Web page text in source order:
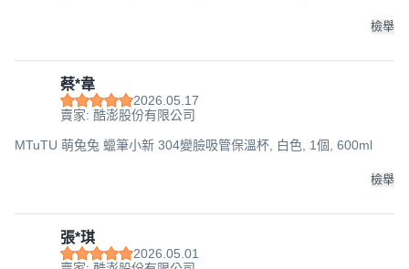
檢舉
蔡*韋
2026.05.17
賣家: 酷澎股份有限公司
MTuTU 萌兔兔 蠟筆小新 304變臉吸管保溫杯, 白色, 1個, 600ml
檢舉
張*琪
2026.05.01